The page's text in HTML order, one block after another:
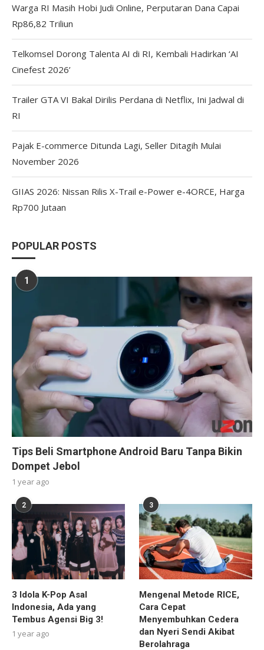
Warga RI Masih Hobi Judi Online, Perputaran Dana Capai
Rp86,82 Triliun
Telkomsel Dorong Talenta AI di RI, Kembali Hadirkan ‘AI
Cinefest 2026’
Trailer GTA VI Bakal Dirilis Perdana di Netflix, Ini Jadwal di
RI
Pajak E-commerce Ditunda Lagi, Seller Ditagih Mulai
November 2026
GIIAS 2026: Nissan Rilis X-Trail e-Power e-4ORCE, Harga
Rp700 Jutaan
POPULAR POSTS
1
Tips Beli Smartphone Android Baru Tanpa Bikin
Dompet Jebol
1 year ago
2
3 Idola K-Pop Asal
Indonesia, Ada yang
Tembus Agensi Big 3!
1 year ago
3
Mengenal Metode RICE,
Cara Cepat
Menyembuhkan Cedera
dan Nyeri Sendi Akibat
Berolahraga